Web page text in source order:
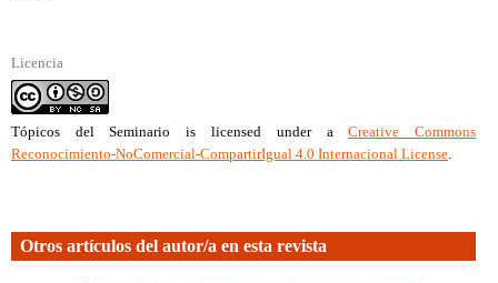
Licencia
Tópicos del Seminario is licensed under aCreative Commons
Reconocimiento-NoComercial-CompartirIgual 4.0 Internacional License.
Otros artículos del autor/a en esta revista